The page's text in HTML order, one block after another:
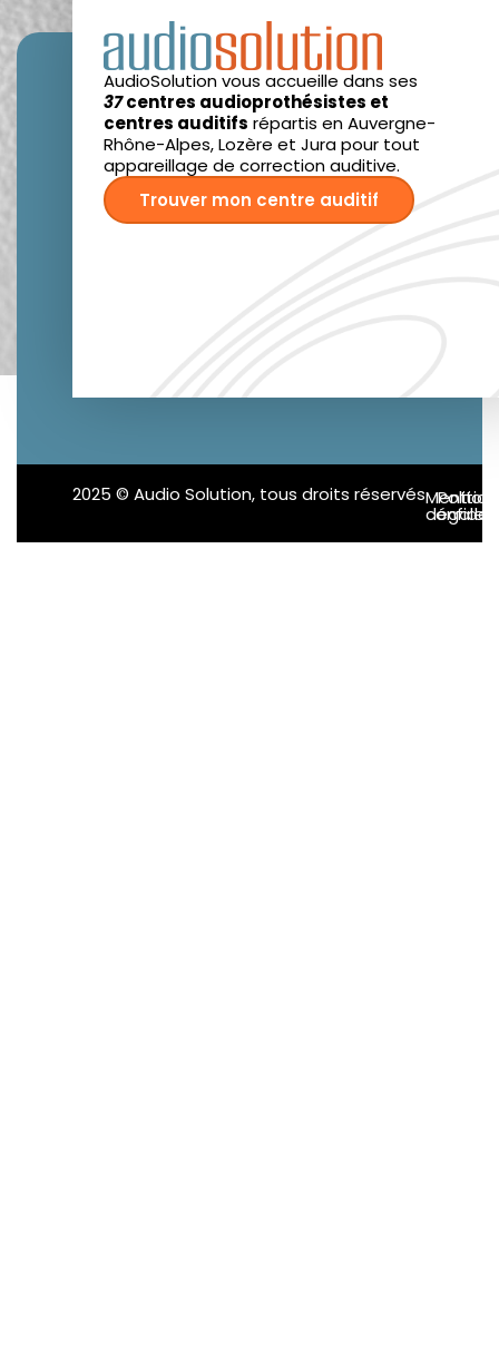
AudioSolution vous accueille dans ses
37centres audioprothésistes et
centres auditifs répartis en Auvergne-
Rhône-Alpes, Lozère et Jura pour tout
appareillage de correction auditive.
Trouver mon centre auditif
2025 © Audio Solution, tous droits réservés
légales